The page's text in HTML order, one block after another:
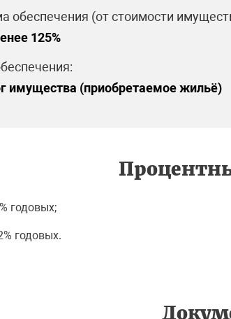
обеспечения (от стоимости
125%
имущества (приобретаемое жильё)
годовых;
годовых.